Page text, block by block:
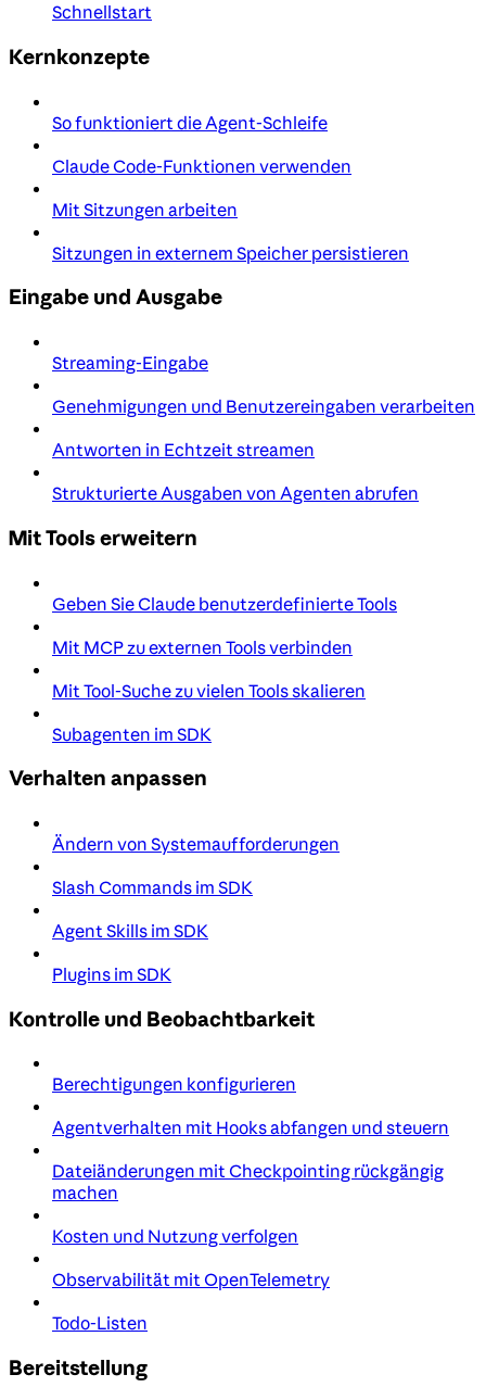
Schnellstart
Kernkonzepte
So funktioniert die Agent-Schleife
Claude Code-Funktionen verwenden
Mit Sitzungen arbeiten
Sitzungen in externem Speicher persistieren
Eingabe und Ausgabe
Streaming-Eingabe
Genehmigungen und Benutzereingaben verarbeiten
Antworten in Echtzeit streamen
Strukturierte Ausgaben von Agenten abrufen
Mit Tools erweitern
Geben Sie Claude benutzerdefinierte Tools
Mit MCP zu externen Tools verbinden
Mit Tool-Suche zu vielen Tools skalieren
Subagenten im SDK
Verhalten anpassen
Ändern von Systemaufforderungen
Slash Commands im SDK
Agent Skills im SDK
Plugins im SDK
Kontrolle und Beobachtbarkeit
Berechtigungen konfigurieren
Agentverhalten mit Hooks abfangen und steuern
Dateiänderungen mit Checkpointing rückgängig
machen
Kosten und Nutzung verfolgen
Observabilität mit OpenTelemetry
Todo-Listen
Bereitstellung